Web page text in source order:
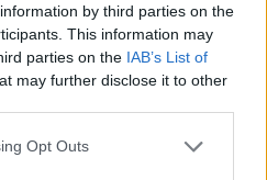
by third parties on the
This information may
parties on the IAB’s List of
may further disclose it to other
app uses one or more Google
Opt Outs
«μακρύ ιστορικό»
έγραψε η ομάδα της
του δημοκρατικού